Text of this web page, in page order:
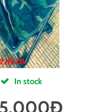
In stock
Đ